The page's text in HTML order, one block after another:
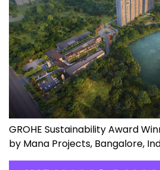
GROHE Sustainability Award
by Mana Projects, Bangalore,